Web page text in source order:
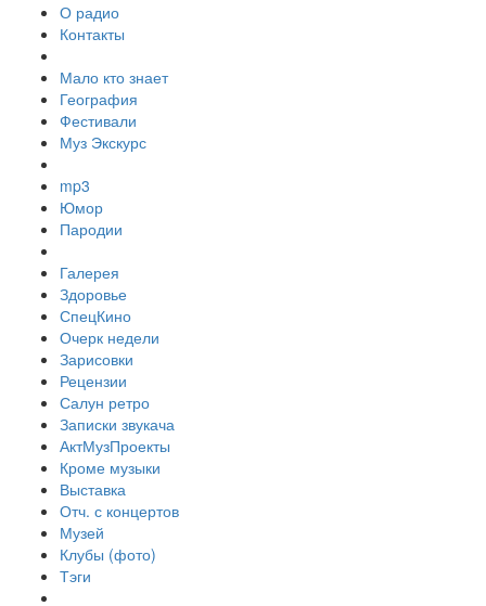
О радио
Контакты
Мало кто знает
География
Фестивали
Муз Экскурс
mp3
Юмор
Пародии
Галерея
Здоровье
СпецКино
Очерк недели
Зарисовки
Рецензии
Салун ретро
Записки звукача
АктМузПроекты
Кроме музыки
Выставка
Отч. с концертов
Музей
Клубы (фото)
Тэги